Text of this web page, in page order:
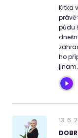
Krtka
právě
půdu
ho
jinam.
13. 6.